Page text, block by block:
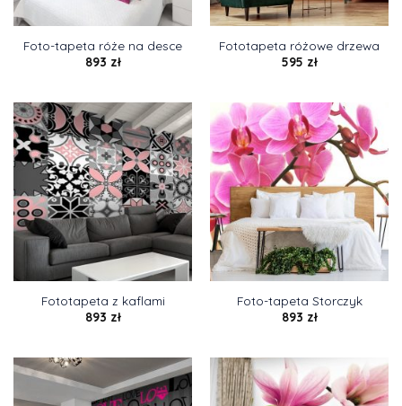
Foto-tapeta róże na desce
893 zł
Fototapeta różowe drzewa
595 zł
Fototapeta z kaflami
893 zł
Foto-tapeta Storczyk
893 zł